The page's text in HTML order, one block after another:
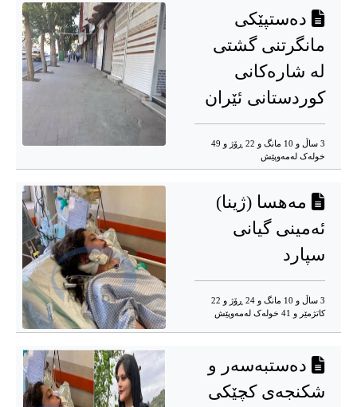
دەستپێکی
مانگرتنی گشتی
لە شارەکانی
کوردستانی ئێران
3 ساڵ و 10 مانگ و 22 ڕۆژ و 49
خوله‌ک له‌مه‌وپێش‌
مەهسا (ژینا)
ئەمینی گیانی
سپارد
3 ساڵ و 10 مانگ و 24 ڕۆژ و 22
کاتژمێر و 41 خوله‌ک له‌مه‌وپێش‌
دەستبەسەر و
شکنجەی کچێکی